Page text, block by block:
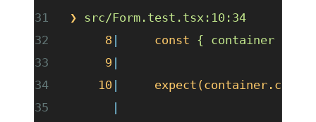
❯ src/Form.test.tsx:10:34
      8
     const
{ container
      9
     10